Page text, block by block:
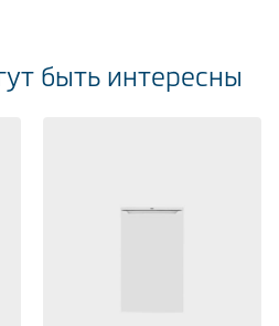
быть интересны